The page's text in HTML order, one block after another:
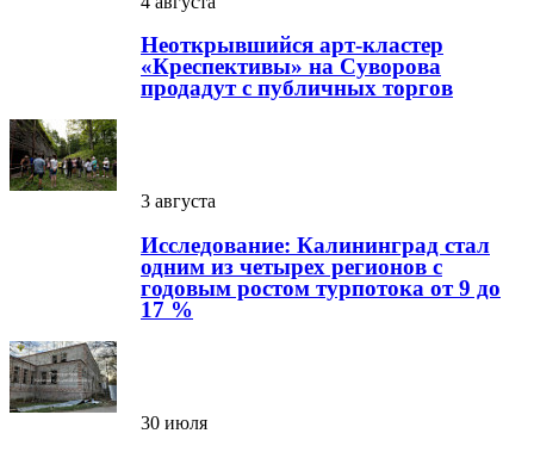
Неоткрывшийся арт-кластер
«Креспективы» на Суворова
продадут с публичных торгов
3 августа
Исследование: Калининград стал
одним из четырех регионов с
годовым ростом турпотока от 9 до
17 %
30 июля